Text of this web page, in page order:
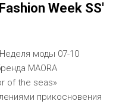
Week SS'
моды 07-10
MAORA
of the seas»
прикосновения